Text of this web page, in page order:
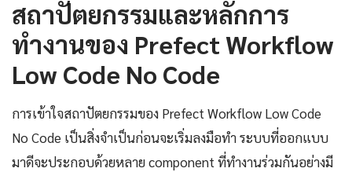
สถาปัตยกรรมและหลักการ
ทำงานของ Prefect Workflow
Low Code No Code
การเข้าใจสถาปัตยกรรมของ Prefect Workflow Low Code
No Code เป็นสิ่งจำเป็นก่อนจะเริ่มลงมือทำ ระบบที่ออกแบบ
มาดีจะประกอบด้วยหลาย component ที่ทำงานร่วมกันอย่างมี